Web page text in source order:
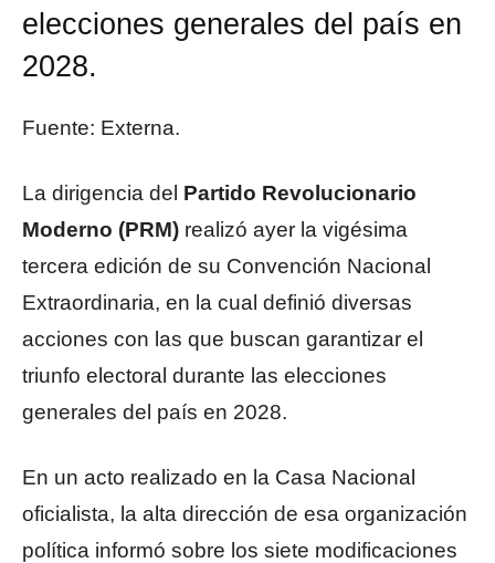
elecciones generales del país en
2028.
Fuente: Externa.
La dirigencia del Partido Revolucionario
Moderno (PRM) realizó ayer la vigésima
tercera edición de su Convención Nacional
Extraordinaria, en la cual definió diversas
acciones con las que buscan garantizar el
triunfo electoral durante las elecciones
generales del país en 2028.
En un acto realizado en la Casa Nacional
oficialista, la alta dirección de esa organización
política informó sobre los siete modificaciones